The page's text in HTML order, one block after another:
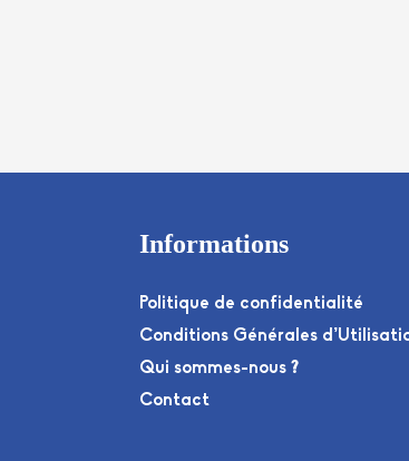
Informations
Politique de confidentialité
Conditions Générales
Qui sommes-nous ?
Contact